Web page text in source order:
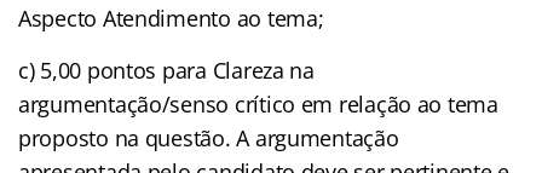
Aspecto Atendimento ao tema;
c) 5,00 pontos para Clareza na
argumentação/senso crítico em relação ao tema
proposto na questão. A argumentação